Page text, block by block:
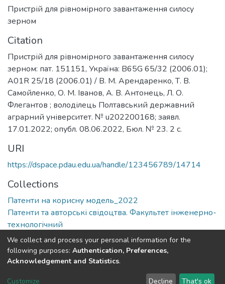
Пристрій для рівномірного завантаження силосу
зерном
Citation
Пристрій для рівномірного завантаження силосу
зерном: пат. 151151, Україна: B65G 65/32 (2006.01);
А01R 25/18 (2006.01) / В. М. Арендаренко, Т. В.
Самойленко, О. М. Іванов, А. В. Антонець, Л. О.
Флегантов ; володілець Полтавський державний
аграрний університет. № u202200168; заявл.
17.01.2022; опубл. 08.06.2022, Бюл. № 23. 2 с.
URI
https://dspace.pdau.edu.ua/handle/123456789/14714
Collections
Патенти на корисну модель_2022
Патенти та авторські свідоцтва. Факультет інженерно-
технологічний
Full item page
DSpace software copyright © 2002-2026 LYRASIS
We collect and process your personal information for the
following purposes: Authentication, Preferences,
Acknowledgement and Statistics.
Customize Decline That's ok